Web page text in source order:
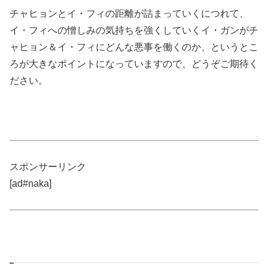
チャヒョンとイ・フィの距離が詰まっていくにつれて、
イ・フィへの憎しみの気持ちを強くしていくイ・ガンがチ
ャヒョン＆イ・フィにどんな悪事を働くのか、というとこ
ろが大きなポイントになっていますので、どうぞご期待く
ださい。
スポンサーリンク
[ad#naka]